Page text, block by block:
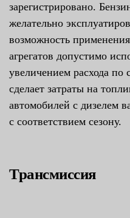
зарегистрировано.
желательно
возможность
агрегатов допустимо
увеличением расхода
сделает затраты на
автомобилей с дизелем
с соответствием сезону.
Трансмиссия